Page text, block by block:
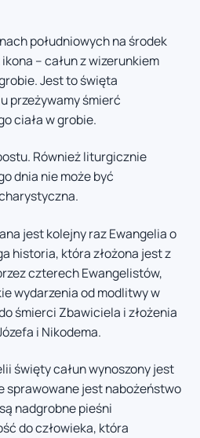
południowych na środek
– całun z wizerunkiem
Jest to święta
przeżywamy śmierć
ciała w grobie.
Również liturgicznie
dnia nie może być
jest kolejny raz Ewangelia o
historia, która złożona jest z
czterech Ewangelistów,
wydarzenia od modlitwy w
śmierci Zbawiciela i złożenia
i Nikodema.
święty całun wynoszony jest
sprawowane jest nabożeństwo
nadgrobne pieśni
do człowieka, która